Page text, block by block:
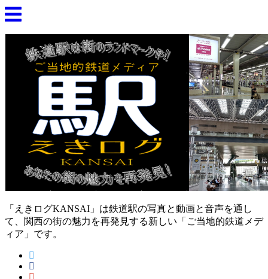
「えきログKANSAI」は鉄道駅の写真と動画と音声を通し
て、関西の街の魅力を再発見する新しい「ご当地的鉄道メデ
ィア」です。